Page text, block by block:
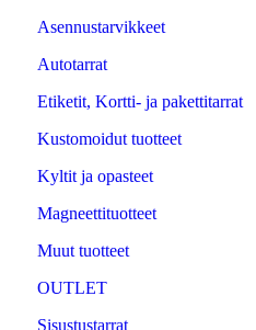
Asennustarvikkeet
Autotarrat
Etiketit, Kortti- ja pakettitarrat
Kustomoidut tuotteet
Kyltit ja opasteet
Magneettituotteet
Muut tuotteet
OUTLET
Sisustustarrat